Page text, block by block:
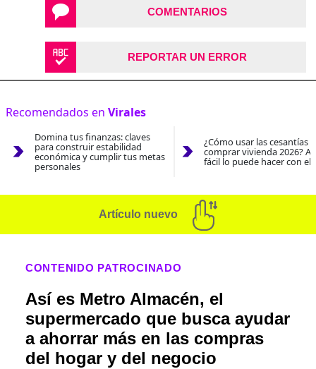
COMENTARIOS
REPORTAR UN ERROR
Recomendados en Virales
Domina tus finanzas: claves
para construir estabilidad
económica y cumplir tus metas
personales
¿Cómo usar las cesantías
comprar vivienda 2026?
fácil lo puede hacer con el
Artículo nuevo
CONTENIDO PATROCINADO
Así es Metro Almacén, el
supermercado que busca ayudar
a ahorrar más en las compras
del hogar y del negocio